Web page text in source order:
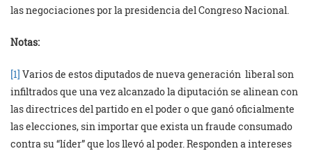
las negociaciones por la presidencia del Congreso Nacional.
Notas:
[1] Varios de estos diputados de nueva generación liberal son
infiltrados que una vez alcanzado la diputación se alinean con
las directrices del partido en el poder o que ganó oficialmente
las elecciones, sin importar que exista un fraude consumado
contra su “líder” que los llevó al poder. Responden a intereses